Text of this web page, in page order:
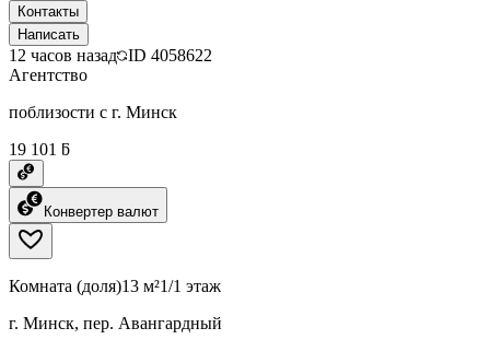
Контакты
Написать
12 часов назад ID 4058622
Агентство
поблизости с г. Минск
19 101 ƃ
Конвертер валют
Комната (доля)13 м²1/1 этаж
г. Минск, пер. Авангардный